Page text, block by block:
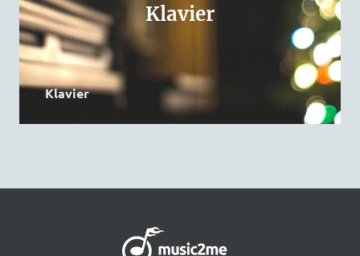
Klavier
Klavier